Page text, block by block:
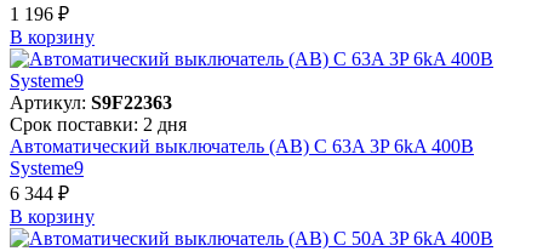
1 196 ₽
В корзинy
Артикул: S9F22363
Срок поставки: 2 дня
Автоматический выключатель (АВ) C 63A 3P 6kA 400В
Systeme9
6 344 ₽
В корзинy